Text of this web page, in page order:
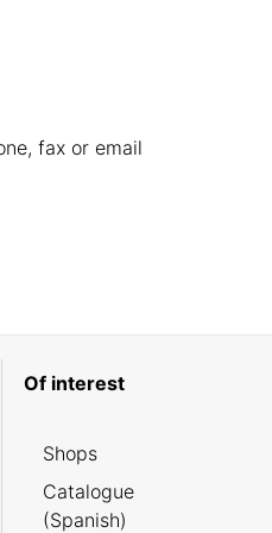
fax or email
Of interest
Shops
Catalogue
(Spanish)